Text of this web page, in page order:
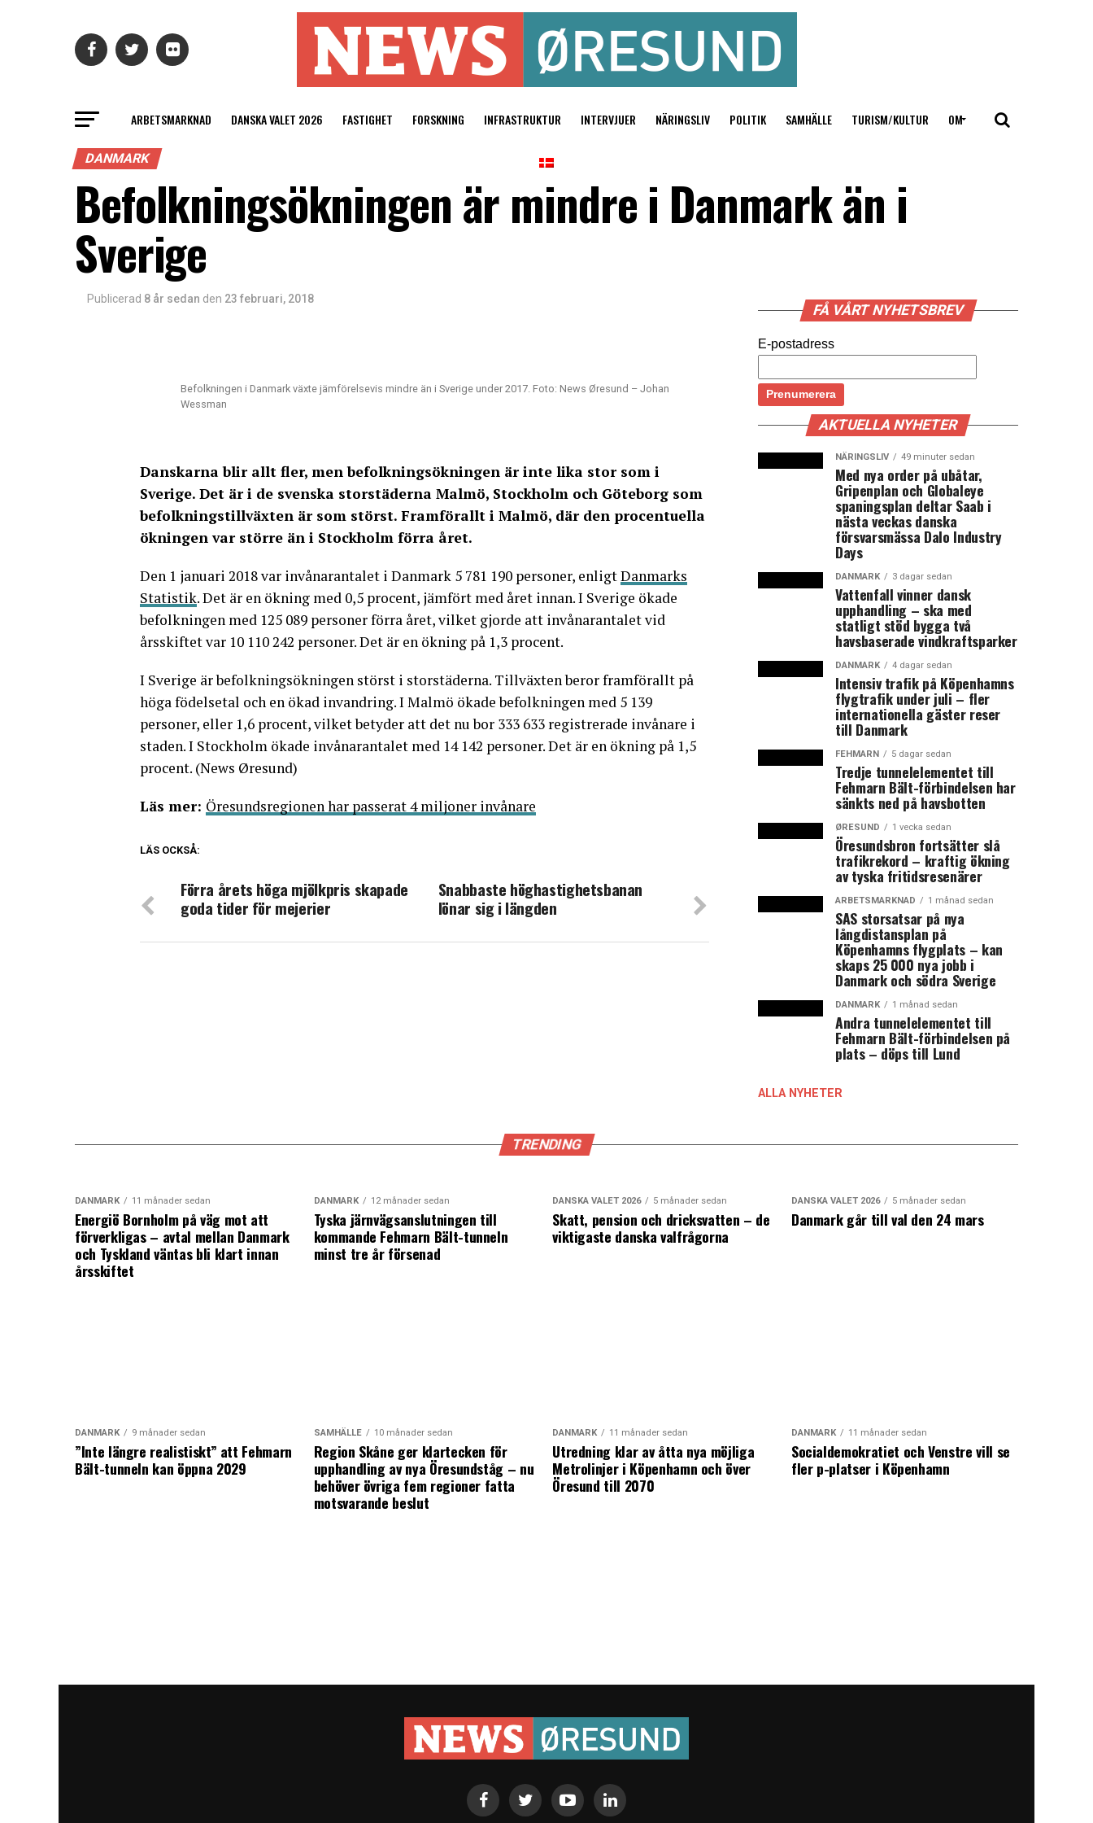
ARBETSMARKNAD DANSKA VALET 2026 FASTIGHET FORSKNING INFRASTRUKTUR INTERVJUER NÄRINGSLIV POLITIK SAMHÄLLE TURISM/KULTUR OM
DANMARK
Befolkningsökningen är mindre i Danmark än i
Sverige
Publicerad 8 år sedan den 23 februari, 2018
Befolkningen i Danmark växte jämförelsevis mindre än i Sverige under 2017. Foto: News Øresund – Johan
Wessman
Danskarna blir allt fler, men befolkningsökningen är inte lika stor som i
Sverige. Det är i de svenska storstäderna Malmö, Stockholm och Göteborg som
befolkningstillväxten är som störst. Framförallt i Malmö, där den procentuella
ökningen var större än i Stockholm förra året.
Den 1 januari 2018 var invånarantalet i Danmark 5 781 190 personer, enligtDanmarks
Statistik. Det är en ökning med 0,5 procent, jämfört med året innan. I Sverige ökade
befolkningen med 125 089 personer förra året, vilket gjorde att invånarantalet vid
årsskiftet var 10 110 242 personer. Det är en ökning på 1,3 procent.
I Sverige är befolkningsökningen störst i storstäderna. Tillväxten beror framförallt på
höga födelsetal och en ökad invandring. I Malmö ökade befolkningen med 5 139
personer, eller 1,6 procent, vilket betyder att det nu bor 333 633 registrerade invånare i
staden. I Stockholm ökade invånarantalet med 14 142 personer. Det är en ökning på 1,5
procent. (News Øresund)
Läs mer: Öresundsregionen har passerat 4 miljoner invånare
LÄS OCKSÅ:
Snabbaste höghastighetsbanan
lönar sig i längden
Förra årets höga mjölkpris skapade
goda tider för mejerier
FÅ VÅRT NYHETSBREV
E-postadress
AKTUELLA NYHETER
NÄRINGSLIV 49 minuter sedan
Med nya order på ubåtar,
Gripenplan och Globaleye
spaningsplan deltar Saab i
nästa veckas danska
försvarsmässa Dalo Industry
Days
DANMARK 3 dagar sedan
Vattenfall vinner dansk
upphandling – ska med
statligt stöd bygga två
havsbaserade vindkraftsparker
DANMARK 4 dagar sedan
Intensiv trafik på Köpenhamns
flygtrafik under juli – fler
internationella gäster reser
till Danmark
FEHMARN 5 dagar sedan
Tredje tunnelelementet till
Fehmarn Bält-förbindelsen har
sänkts ned på havsbotten
ØRESUND 1 vecka sedan
Öresundsbron fortsätter slå
trafikrekord – kraftig ökning
av tyska fritidsresenärer
ARBETSMARKNAD 1 månad sedan
SAS storsatsar på nya
långdistansplan på
Köpenhamns flygplats – kan
skaps 25 000 nya jobb i
Danmark och södra Sverige
DANMARK 1 månad sedan
Andra tunnelelementet till
Fehmarn Bält-förbindelsen på
plats – döps till Lund
ALLA NYHETER
TRENDING
DANMARK 11 månader sedan
Energiö Bornholm på väg mot att
förverkligas – avtal mellan Danmark
och Tyskland väntas bli klart innan
årsskiftet
DANMARK 12 månader sedan
Tyska järnvägsanslutningen till
kommande Fehmarn Bält-tunneln
minst tre år försenad
DANSKA VALET 2026 5 månader sedan
Skatt, pension och dricksvatten – de
viktigaste danska valfrågorna
DANSKA VALET 2026 5 månader sedan
Danmark går till val den 24 mars
DANMARK 9 månader sedan
”Inte längre realistiskt” att Fehmarn
Bält-tunneln kan öppna 2029
SAMHÄLLE 10 månader sedan
Region Skåne ger klartecken för
upphandling av nya Öresundståg – nu
behöver övriga fem regioner fatta
motsvarande beslut
DANMARK 11 månader sedan
Utredning klar av åtta nya möjliga
Metrolinjer i Köpenhamn och över
Öresund till 2070
DANMARK 11 månader sedan
Socialdemokratiet och Venstre vill se
fler p-platser i Köpenhamn